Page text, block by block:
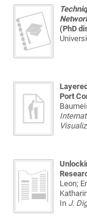
(PhD
Port
Leon;
In J.